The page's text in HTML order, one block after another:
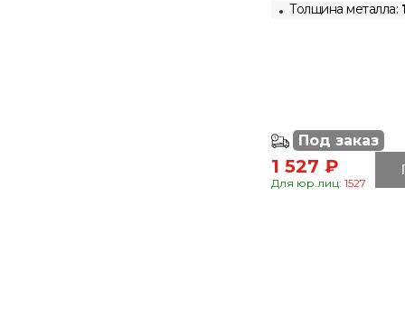
Толщина металла:
Под заказ
1 527 ₽
Для юр.лиц: 1527